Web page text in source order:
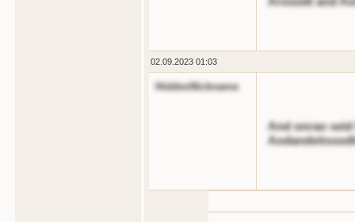
02.09.2023 01:03
HiddenNickname
And onrao